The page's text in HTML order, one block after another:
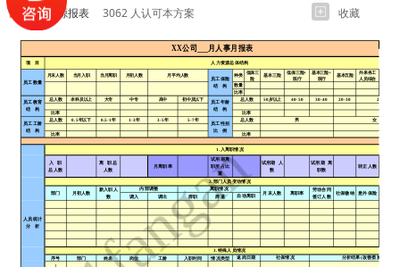
人力资源报表 3062 人认可本方案 收藏